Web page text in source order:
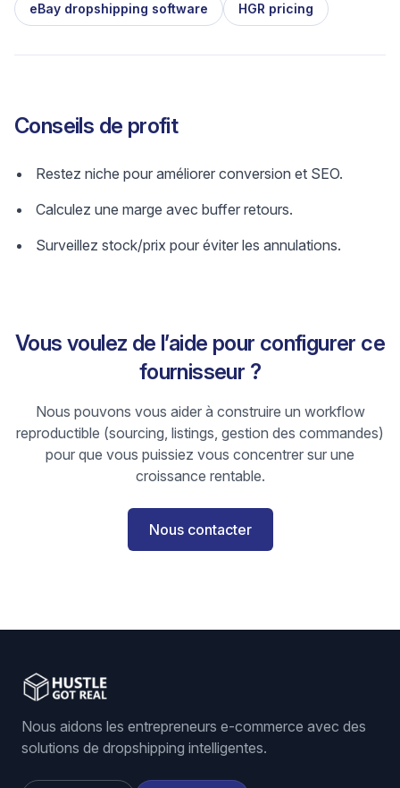
eBay dropshipping software HGR pricing
Conseils de profit
Restez niche pour améliorer conversion et SEO.
Calculez une marge avec buffer retours.
Surveillez stock/prix pour éviter les annulations.
Vous voulez de l’aide pour configurer ce
fournisseur ?
Nous pouvons vous aider à construire un workflow
reproductible (sourcing, listings, gestion des commandes)
pour que vous puissiez vous concentrer sur une
croissance rentable.
Nous contacter
Nous aidons les entrepreneurs e-commerce avec des
solutions de dropshipping intelligentes.